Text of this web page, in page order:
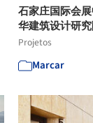
石家庄国际会
华建筑设计研
Projetos
Marcar